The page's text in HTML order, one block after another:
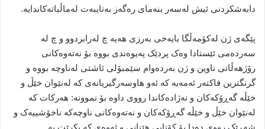
دابەشکردنی ئیش لەسەر بنەمای رەگەز بەتایبەت لەماڵباتەکاندایە.
پێگەی ژن لەکۆمەڵگا بایەخی بەرزی هەیە چ لەرابردوو و چ لە
سەردەمی ئێستادا وەک پردێک پەیوەندی بووە بۆ نەتەوەکانی
رۆژهەڵاتی ناوین و ژن بەردەوام سێمبۆلی ئاشتی لەناوچە بووە و
گرنگترین فاکتەر ئەمەیە کە ئەو هاوسەرگیریانەی کە لەنێوان خێڵ و
خێڵە گەڕۆکەکان و نەژادەکاندا رووی داوە بۆ نموونە: هەرکات کە
لەنێوان خێڵ و خێڵە گەڕۆکەکان و نەتەوەکانی ناوچەکە ناخۆشییەک و